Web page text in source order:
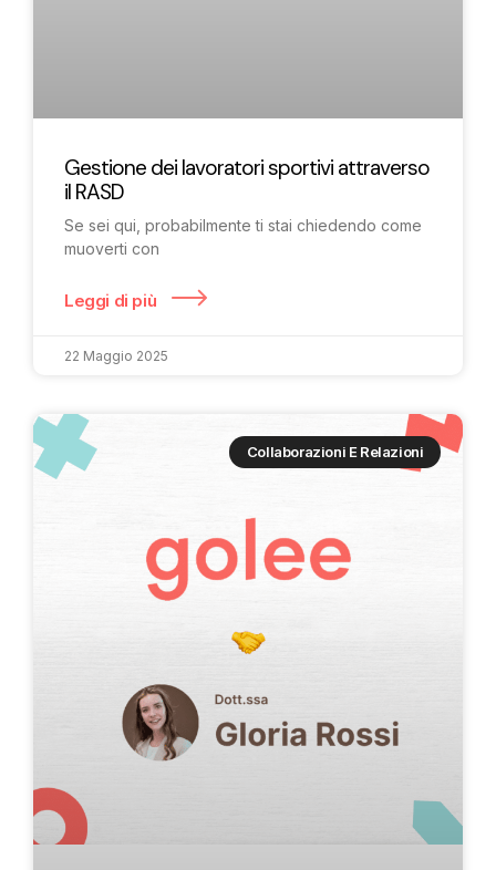
Gestione dei lavoratori sportivi attraverso
il RASD
Se sei qui, probabilmente ti stai chiedendo come
muoverti con
Leggi di più
22 Maggio 2025
Collaborazioni E Relazioni